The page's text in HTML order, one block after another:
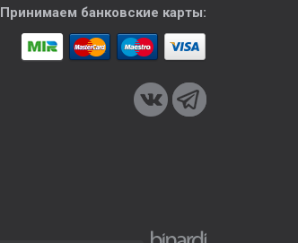
Принимаем банковские карты: